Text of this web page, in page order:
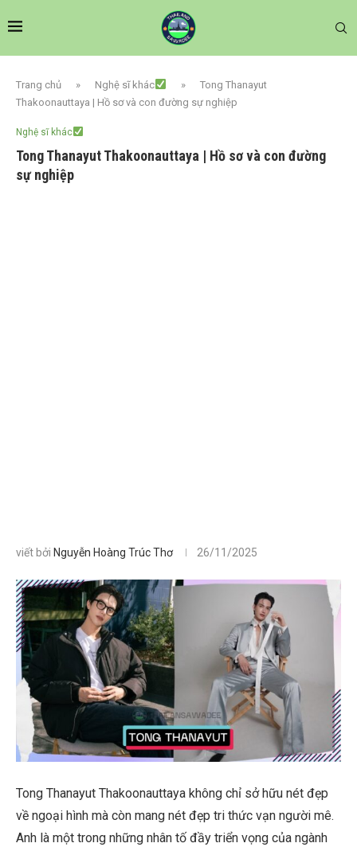
Trang chủ » Nghệ sĩ khác »
Tong Thanayut
Thakoonauttaya | Hồ sơ và con đường sự nghiệp
Nghệ sĩ khác
Tong Thanayut Thakoonauttaya | Hồ sơ và con đường
sự nghiệp
viết bởi Nguyễn Hoàng Trúc Thơ 26/11/2025
Tong Thanayut Thakoonauttaya không chỉ sở hữu nét đẹp
về ngoại hình mà còn mang nét đẹp tri thức vạn người mê.
Anh là một trong những nhân tố đầy triển vọng của ngành